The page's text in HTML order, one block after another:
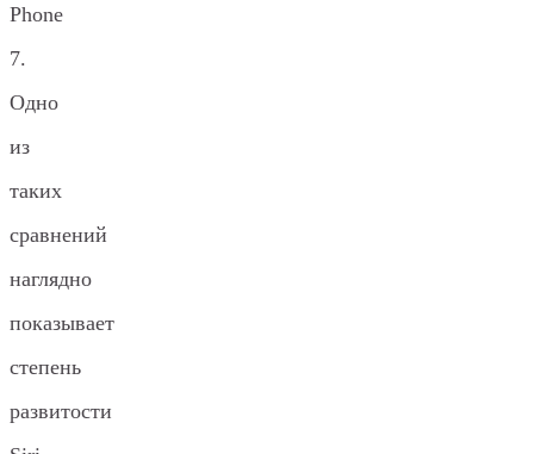
Phone
7.
Одно
из
таких
сравнений
наглядно
показывает
степень
развитости